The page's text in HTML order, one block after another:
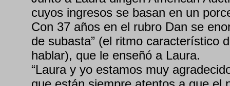
cuyos ingresos se basan en un
Con 37 años en el rubro Dan se
de subasta” (el ritmo característico
hablar), que le enseñó a Laura.
“Laura y yo estamos muy